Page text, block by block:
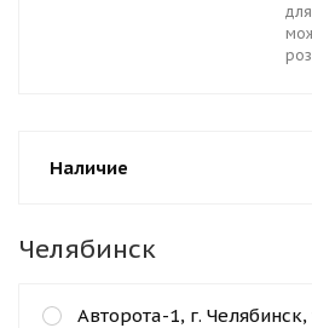
Наличие
Челябинск
Авторота-1, г. Челябинск,